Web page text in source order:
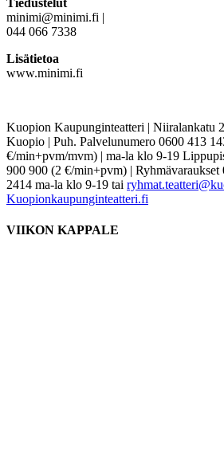
Tiedustelut
minimi@minimi.fi |
044 066 7338
Lisätietoa
www.minimi.fi
Kuopion Kaupunginteatteri | Niiralankatu
Kuopio | Puh. Palvelunumero 0600 413
€/min+pvm/mvm) | ma-la klo 9-19
900 900 (2 €/min+pvm) | Ryhmävaraukset
2414 ma-la klo 9-19 tai
Kuopionkaupunginteatteri.fi
VIIKON KAPPALE